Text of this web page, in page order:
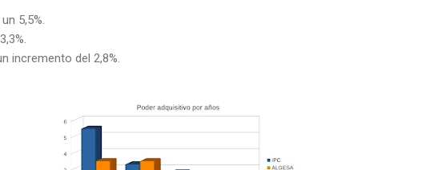
5,5%.
incremento del 2,8%.